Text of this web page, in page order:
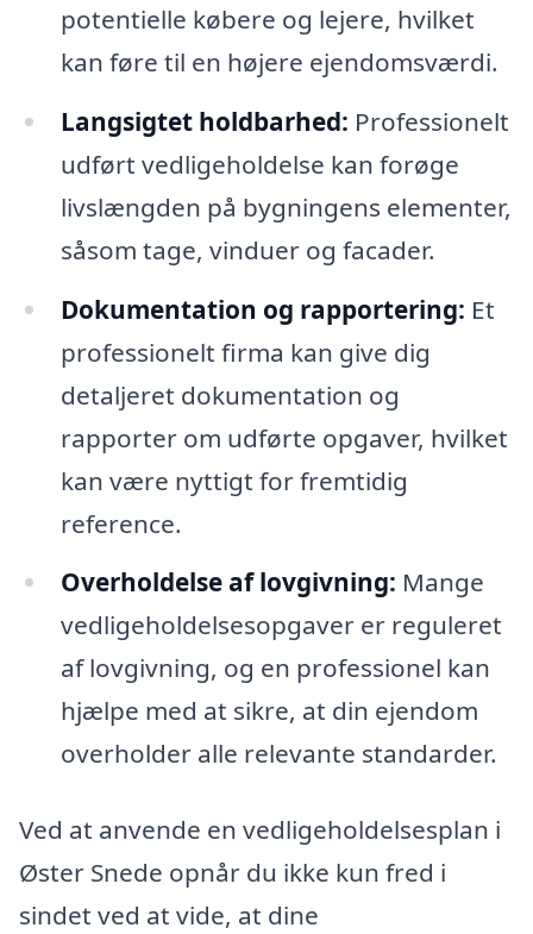
potentielle købere og lejere, hvilket
kan føre til en højere ejendomsværdi.
Langsigtet holdbarhed: Professionelt
udført vedligeholdelse kan forøge
livslængden på bygningens elementer,
såsom tage, vinduer og facader.
Dokumentation og rapportering: Et
professionelt firma kan give dig
detaljeret dokumentation og
rapporter om udførte opgaver, hvilket
kan være nyttigt for fremtidig
reference.
Overholdelse af lovgivning: Mange
vedligeholdelsesopgaver er reguleret
af lovgivning, og en professionel kan
hjælpe med at sikre, at din ejendom
overholder alle relevante standarder.
Ved at anvende en vedligeholdelsesplan i
Øster Snede opnår du ikke kun fred i
sindet ved at vide, at dine